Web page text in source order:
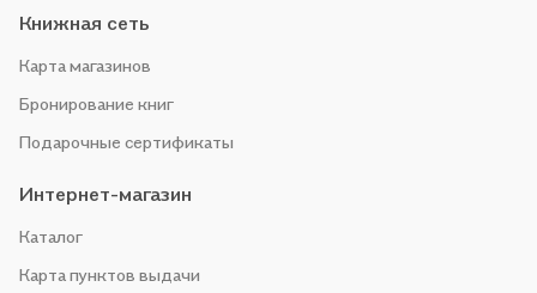
Книжная сеть
Карта магазинов
Бронирование книг
Подарочные сертификаты
Интернет-магазин
Каталог
Карта пунктов выдачи